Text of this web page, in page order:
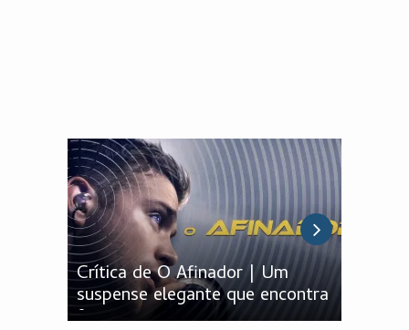
Crítica de O Afinador | Um
suspense elegante que encontra
força nos personagens